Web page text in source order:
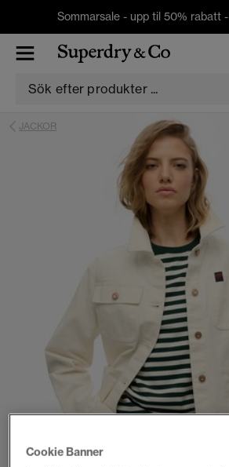
Sommarsale - upp til 50% rabatt -
JACKOR
Cookie Banner